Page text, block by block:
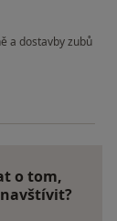
a dostavby zubů
o tom,